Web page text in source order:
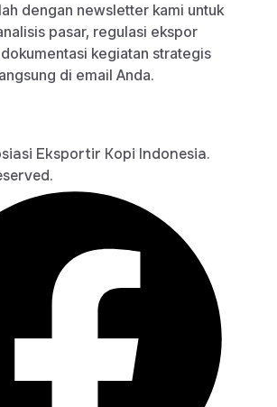
dengan newsletter kami untuk
pasar, regulasi ekspor
kegiatan strategis
di email Anda.
Eksportir Kopi Indonesia.